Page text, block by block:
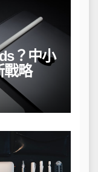
？中小
戰略